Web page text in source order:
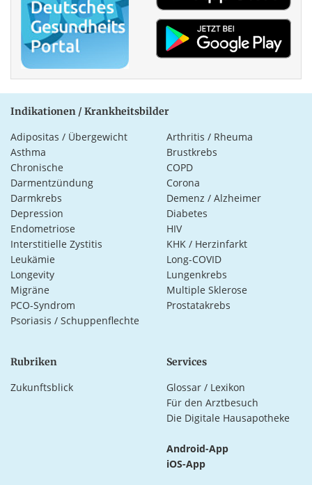
Indikationen / Krankheitsbilder
Adipositas / Übergewicht
Arthritis / Rheuma
Asthma
Brustkrebs
Chronische
Darmentzündung
COPD
Corona
Darmkrebs
Demenz / Alzheimer
Depression
Diabetes
Endometriose
HIV
Interstitielle Zystitis
KHK / Herzinfarkt
Leukämie
Long-COVID
Longevity
Lungenkrebs
Migräne
Multiple Sklerose
PCO-Syndrom
Prostatakrebs
Psoriasis / Schuppenflechte
Rubriken
Zukunftsblick
Services
Glossar / Lexikon
Für den Arztbesuch
Die Digitale Hausapotheke
Android-App
iOS-App